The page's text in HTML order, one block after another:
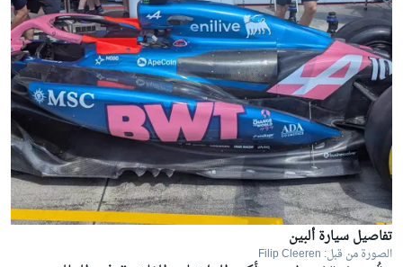
تفاصيل سيارة ألبين
الصورة من قبل: Filip Cleeren